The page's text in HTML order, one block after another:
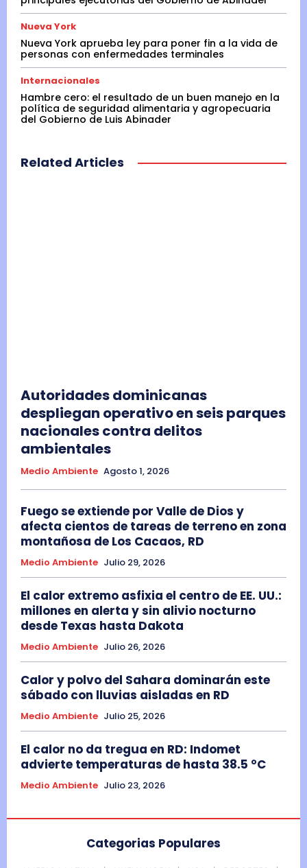
Nueva York
Nueva York aprueba ley para poner fin a la vida de
personas con enfermedades terminales
Internacionales
Hambre cero: el resultado de un buen manejo en la
política de seguridad alimentaria y agropecuaria
del Gobierno de Luis Abinader
Related Articles
Autoridades dominicanas
despliegan operativo en seis parques
nacionales contra delitos
ambientales
Medio Ambiente Agosto 1, 2026
Fuego se extiende por Valle de Dios y
afecta cientos de tareas de terreno en zona
montañosa de Los Cacaos, RD
Medio Ambiente Julio 29, 2026
El calor extremo asfixia el centro de EE. UU.:
millones en alerta y sin alivio nocturno
desde Texas hasta Dakota
Medio Ambiente Julio 26, 2026
Calor y polvo del Sahara dominarán este
sábado con lluvias aisladas en RD
Medio Ambiente Julio 25, 2026
El calor no da tregua en RD: Indomet
advierte temperaturas de hasta 38.5 °C
Medio Ambiente Julio 23, 2026
Categorias Populares